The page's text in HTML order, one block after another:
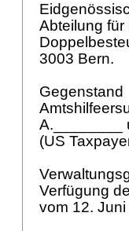
Abteilung für
3003 Bern.
Gegenstand
A.________
(US
Verfügung
vom 12. Juni